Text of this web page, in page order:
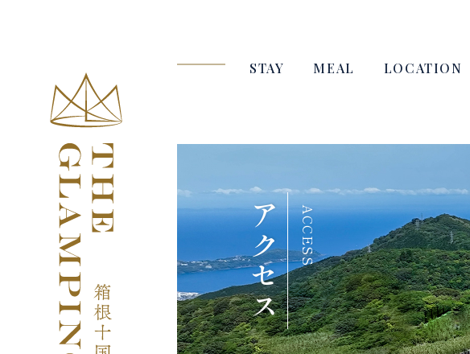
STAY MEAL LOCATION
アクセス ACCESS